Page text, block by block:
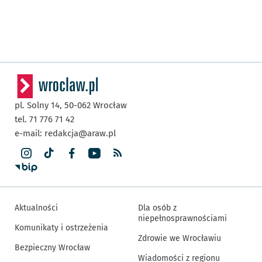
pl. Solny 14, 50-062 Wrocław
tel. 71 776 71 42
e-mail: redakcja@araw.pl
Aktualności
Komunikaty i ostrzeżenia
Bezpieczny Wrocław
Dla osób z
niepełnosprawnościami
Zdrowie we Wrocławiu
Wiadomości z regionu